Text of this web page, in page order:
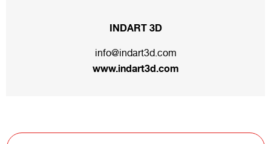
INDART 3D
info@indart3d.com
www.indart3d.com